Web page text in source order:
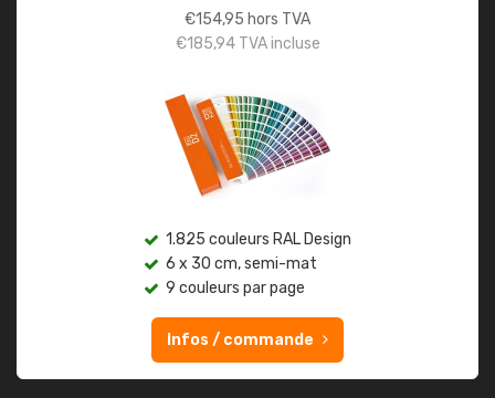
€154,95 hors TVA
€185,94TVA incluse
1.825 couleurs RAL Design
6 x 30 cm, semi-mat
9 couleurs par page
Infos / commande